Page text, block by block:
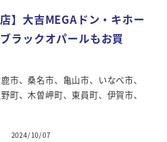
】大吉MEGAドン・キホー
ラックオパールもお買
市、桑名市、亀山市、いなべ市、
町、木曽岬町、東員町、伊賀市、
2024/10/07